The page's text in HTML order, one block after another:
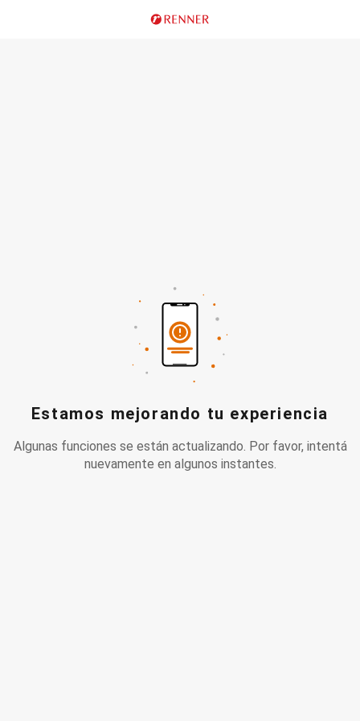
Estamos mejorando tu experiencia
Algunas funciones se están actualizando. Por favor, intentá
nuevamente en algunos instantes.